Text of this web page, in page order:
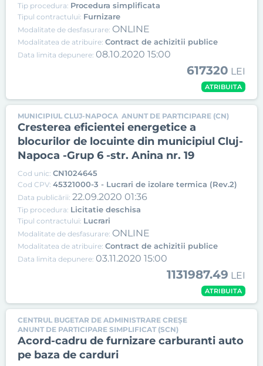
Tip procedura: Procedura simplificata
Tipul contractului: Furnizare
Modalitate de desfasurare: ONLINE
Modalitatea de atribuire: Contract de achizitii publice
Data limita depunere: 08.10.2020 15:00
617320 LEI
ATRIBUITA
MUNICIPIUL CLUJ-NAPOCA ANUNT DE PARTICIPARE (CN)
Cresterea eficientei energetice a
blocurilor de locuinte din municipiul Cluj-
Napoca -Grup 6 -str. Anina nr. 19
Cod unic: CN1024645
Cod CPV: 45321000-3 - Lucrari de izolare termica (Rev.2)
Data publicării: 22.09.2020 01:36
Tip procedura: Licitatie deschisa
Tipul contractului: Lucrari
Modalitate de desfasurare: ONLINE
Modalitatea de atribuire: Contract de achizitii publice
Data limita depunere: 03.11.2020 15:00
1131987.49 LEI
ATRIBUITA
CENTRUL BUGETAR DE ADMINISTRARE CREȘE
ANUNT DE PARTICIPARE SIMPLIFICAT (SCN)
Acord-cadru de furnizare carburanti auto
pe baza de carduri